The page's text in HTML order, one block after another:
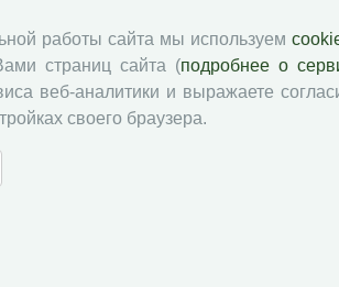
работы сайта мы используем
страниц сайта (подробнее о
веб-аналитики и выражаете
своего браузера.